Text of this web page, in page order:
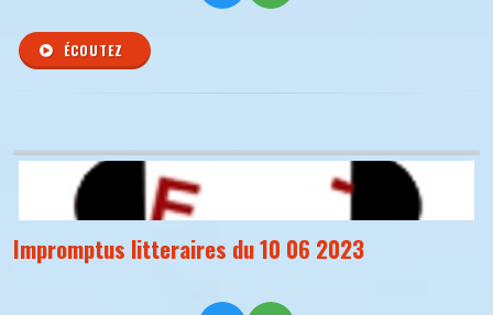
ÉCOUTEZ
Impromptus litteraires du 10 06 2023